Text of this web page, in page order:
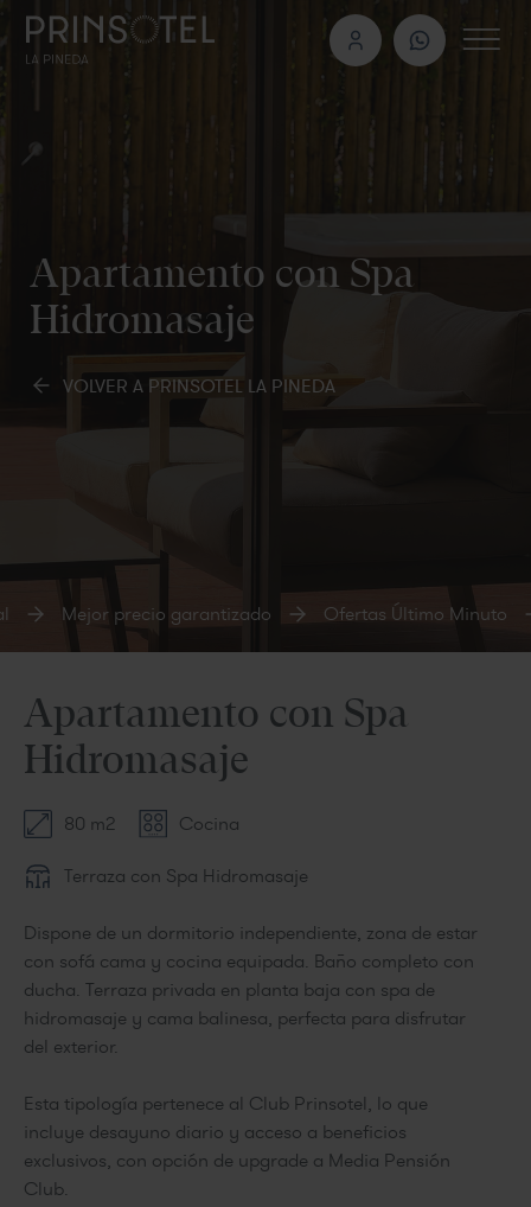
Apartamento con Spa
Hidromasaje
VOLVER A PRINSOTEL LA PINEDA
Mejor precio garantizado Ofertas Último Minuto
Apartamento con Spa
Hidromasaje
80 m2 Cocina
Terraza con Spa Hidromasaje
Dispone de un dormitorio independiente, zona de estar
con sofá cama y cocina equipada. Baño completo con
ducha. Terraza privada en planta baja con spa de
hidromasaje y cama balinesa, perfecta para disfrutar
del exterior.
Esta tipología pertenece al Club Prinsotel, lo que
incluye desayuno diario y acceso a beneficios
exclusivos, con opción de upgrade a Media Pensión
Club.